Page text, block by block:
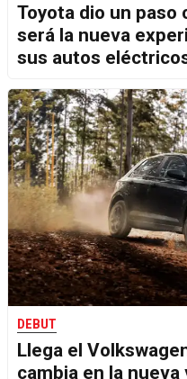
Toyota dio un paso
será la nueva
sus autos
DEBUT
Llega el
cambia en la